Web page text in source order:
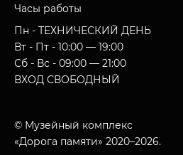
Часы работы
Пн - ТЕХНИЧЕСКИЙ ДЕНЬ
Вт - Пт - 10:00 — 19:00
Сб - Вс - 09:00 — 21:00
ВХОД СВОБОДНЫЙ
© Музейный комплекс
«Дорога памяти» 2020–2026.